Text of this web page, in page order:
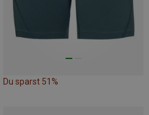
Du sparst 51%